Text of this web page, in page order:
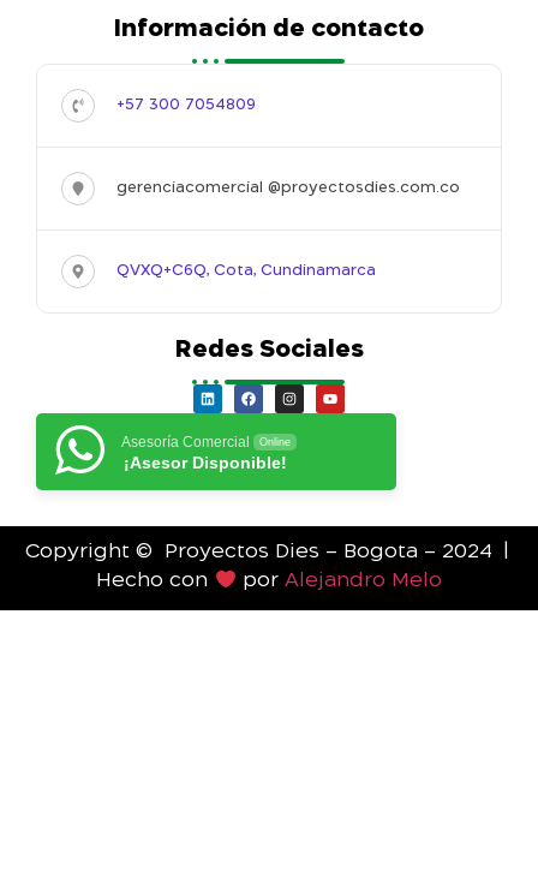
Información de contacto
+57 300 7054809
gerenciacomercial @proyectosdies.com.co
QVXQ+C6Q, Cota, Cundinamarca
Redes Sociales
Asesoría Comercial Online
¡Asesor Disponible!
Copyright © Proyectos Dies – Bogota – 2024 |
Hecho con
por Alejandro Melo